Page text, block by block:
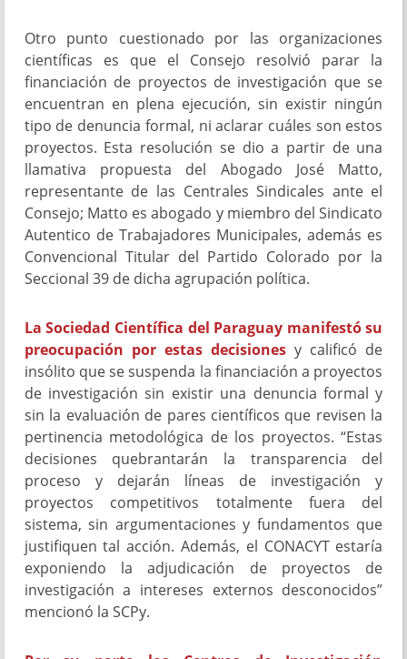
Otro punto cuestionado por las organizaciones
científicas es que el Consejo resolvió parar la
financiación de proyectos de investigación que se
encuentran en plena ejecución, sin existir ningún
tipo de denuncia formal, ni aclarar cuáles son estos
proyectos. Esta resolución se dio a partir de una
llamativa propuesta del Abogado José Matto,
representante de las Centrales Sindicales ante el
Consejo; Matto es abogado y miembro del Sindicato
Autentico de Trabajadores Municipales, además es
Convencional Titular del Partido Colorado por la
Seccional 39 de dicha agrupación política.
La Sociedad Científica del Paraguay manifestó su
preocupación por estas decisiones y calificó de
insólito que se suspenda la financiación a proyectos
de investigación sin existir una denuncia formal y
sin la evaluación de pares científicos que revisen la
pertinencia metodológica de los proyectos. “Estas
decisiones quebrantarán la transparencia del
proceso y dejarán líneas de investigación y
proyectos competitivos totalmente fuera del
sistema, sin argumentaciones y fundamentos que
justifiquen tal acción. Además, el CONACYT estaría
exponiendo la adjudicación de proyectos de
investigación a intereses externos desconocidos”
mencionó la SCPy.